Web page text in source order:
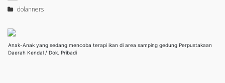
dolanners
Anak-Anak yang sedang mencoba terapi ikan di area samping gedung Perpustakaan
Daerah Kendal / Dok. Pribadi